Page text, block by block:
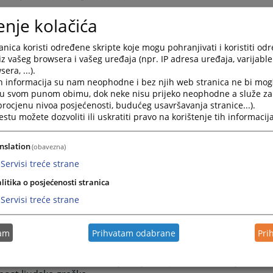
na konkurs(video uputstvo)
konkursnih procedura
osnovnih radnji koje će korisnik moći izvršiti na
na otvorene pozicije,
svih svojih prijava,
u rezultate ostvarene na kvalifikacionim testiranjima,
u rezultate ostvarene na pismenim testiranjima,
informacija o terminima i lokacijama kvalifikacionih i
slanja prijave korisnici će na elektronsku poštu dobiti
prijava vodi u elektronskoj pisarni.
problema u korištenju Modula i eventualna dodatna
putem e-mailavstv.imenovanja@pravosudje.ba.
slanja i zaprimanja prijava će olakšati i ubrzati
pozicije jer kandidatima olakšava popunjavanje
u VSTS-u BiH skraćuje vrijeme potrebno za njihovu
kolačića
koristi određene skripte koje mogu pohranjivati i koristiti
vašeg browsera i vašeg uređaja (npr. IP adresa uređaja,
...).
informacija su nam neophodne i bez njih web stranica ne bi
svom punom obimu, dok neke nisu prijeko neophodne a služe
nivoa posjećenosti, budućeg usavršavanja stranice...).
možete dozvoliti ili uskratiti pravo na korištenje tih
(obavezna)
Servisi treće strane
o posjećenosti stranica
Servisi treće strane
Prihvatam odabrane